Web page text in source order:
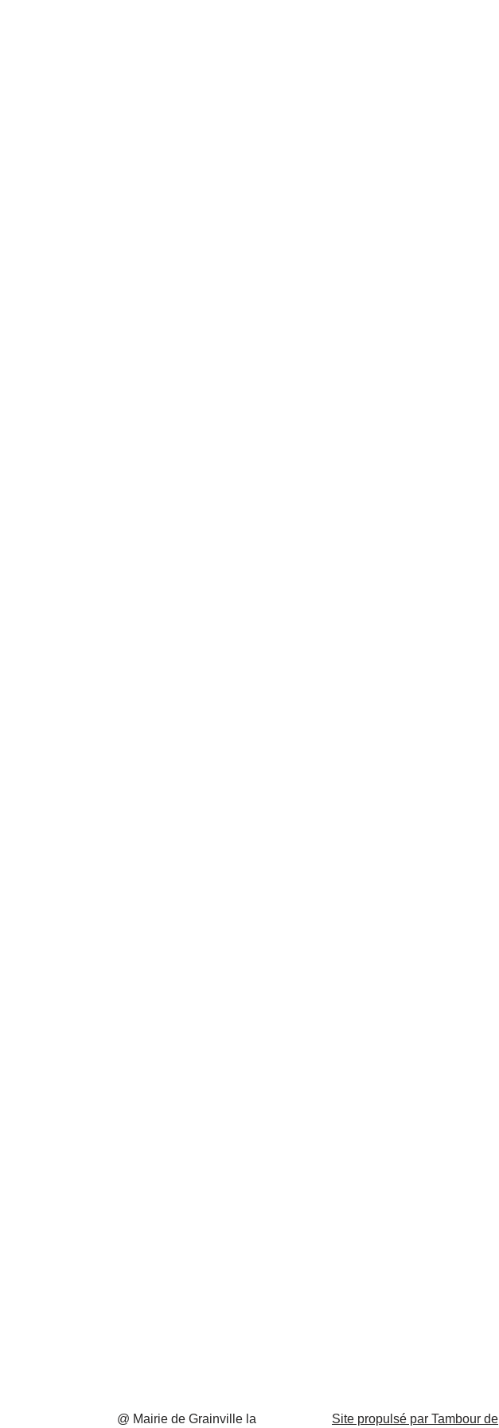
@ Mairie de Grainville la Site propulsé par Tambour de